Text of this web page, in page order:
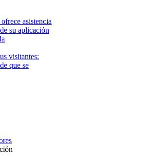
asistencia
su aplicación
visitantes:
que se